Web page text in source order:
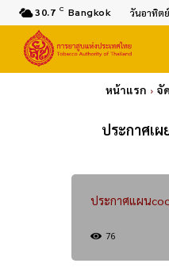
30.7 C Bangkok วันอาทิต
หน้าแรก จั
ประกาศเ
ประกาศแผน
76